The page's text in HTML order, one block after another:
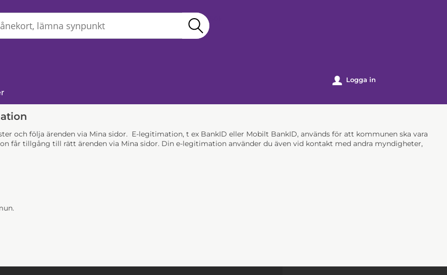
u Logga in
och följa ärenden via Mina sidor. E-legitimation, t ex BankID eller Mobilt BankID, används för att kommunen ska vara
får tillgång till rätt ärenden via Mina sidor. Din e-legitimation använder du även vid kontakt med andra myndigheter,